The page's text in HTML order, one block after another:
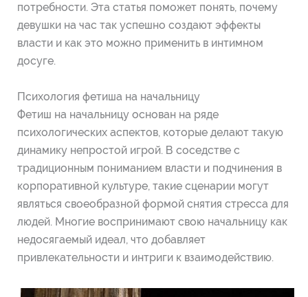
потребности. Эта статья поможет понять, почему
девушки на час так успешно создают эффекты
власти и как это можно применить в интимном
досуге.
Психология фетиша на начальницу
Фетиш на начальницу основан на ряде
психологических аспектов, которые делают такую
динамику непростой игрой. В соседстве с
традиционным пониманием власти и подчинения в
корпоративной культуре, такие сценарии могут
являться своеобразной формой снятия стресса для
людей. Многие воспринимают свою начальницу как
недосягаемый идеал, что добавляет
привлекательности и интриги к взаимодействию.